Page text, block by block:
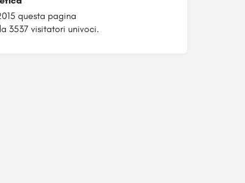
questa pagina
3537 visitatori univoci.